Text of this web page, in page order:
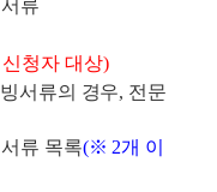
류
청자 대상)
서류의 경우, 전문
류 목록(※ 2개 이